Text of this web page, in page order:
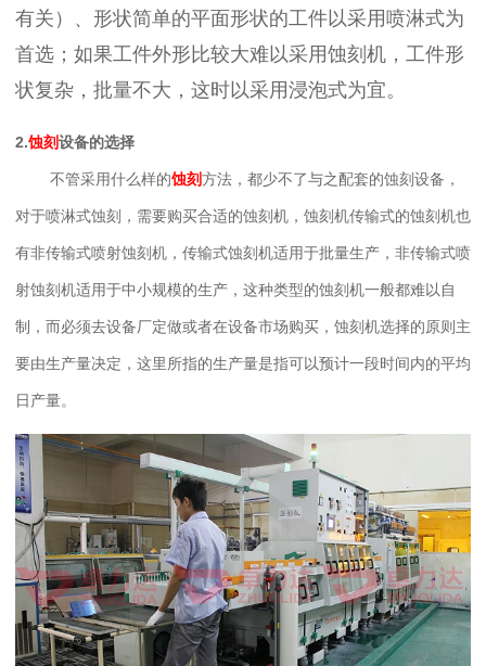
有关）、形状简单的平面形状的工件以采用喷淋式为
首选；如果工件外形比较大难以采用蚀刻机，工件形
状复杂，批量不大，这时以采用浸泡式为宜。
2.蚀刻设备的选择
不管采用什么样的蚀刻方法，都少不了与之配套的蚀刻设备，
对于喷淋式蚀刻，需要购买合适的蚀刻机，蚀刻机传输式的蚀刻机也
有非传输式喷射蚀刻机，传输式蚀刻机适用于批量生产，非传输式喷
射蚀刻机适用于中小规模的生产，这种类型的蚀刻机一般都难以自
制，而必须去设备厂定做或者在设备市场购买，蚀刻机选择的原则主
要由生产量决定，这里所指的生产量是指可以预计一段时间内的平均
日产量。